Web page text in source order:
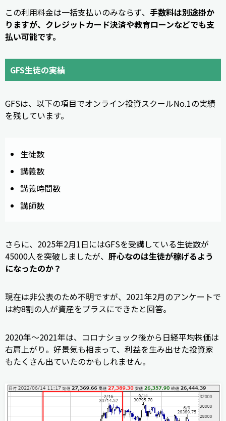
この利用料金は一括支払いのみならず、 手数料は別途掛か
りますが、クレジットカード決済や教育ローンなどでも支
払い可能です。
GFS生徒の実績
GFSは、以下の項目でオンライン投資スクールNo.1の実績
を残しています。
生徒数
講義数
講義時間数
講師数
さらに、2025年2月1日にはGFSを受講している生徒数が
45000人を突破しましたが、 肝心なのは生徒が稼げるよう
になったのか？
現在は非公表のため不明ですが、2021年2月のアンケートで
は約8割の人が資産をプラスにできたと回答。
2020年～2021年は、コロナショック後から日経平均株価は
右肩上がり。好景気も相まって、利益を生み出せた投資家
もたくさん出ていたのかもしれません。